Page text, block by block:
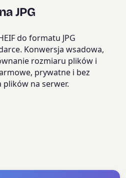
JPG
do formatu JPG
Konwersja wsadowa,
rozmiaru plików i
prywatne i bez
plików na serwer.